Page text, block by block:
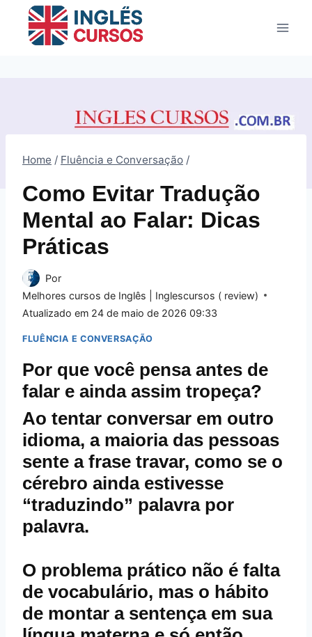
Home / Fluência e Conversação /
Como Evitar Tradução
Mental ao Falar: Dicas
Práticas
Por
Melhores cursos de Inglês | Inglescursos ( review)
Atualizado em 24 de maio de 2026 09:33
FLUÊNCIA E CONVERSAÇÃO
Por que você pensa antes de
falar e ainda assim tropeça?
Ao tentar conversar em outro
idioma, a maioria das pessoas
sente a frase travar, como se o
cérebro ainda estivesse
“traduzindo” palavra por
palavra.
O problema prático não é falta
de vocabulário, mas o hábito
de montar a sentença em sua